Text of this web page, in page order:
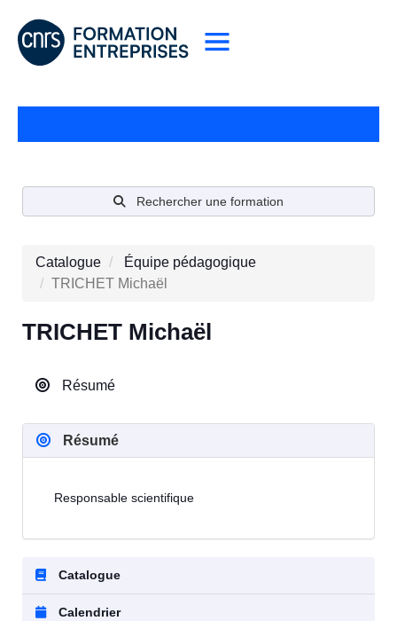
Rechercher une formation
Catalogue
Équipe pédagogique
TRICHET Michaël
TRICHET Michaël
Résumé
Résumé
Responsable scientifique
Catalogue
Calendrier